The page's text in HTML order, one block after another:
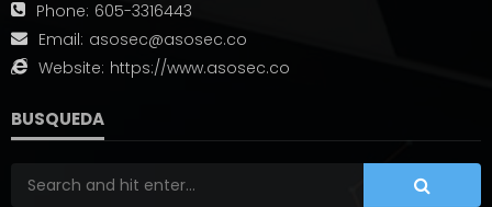
Phone: 605-3316443
Email: asosec@asosec.co
Website: https://www.asosec.co
BUSQUEDA